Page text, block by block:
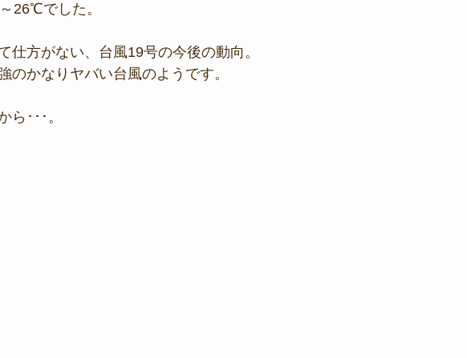
26℃でした。
仕方がない、台風19号の今後の動向。
のかなりヤバい台風のようです。
ら･･･。